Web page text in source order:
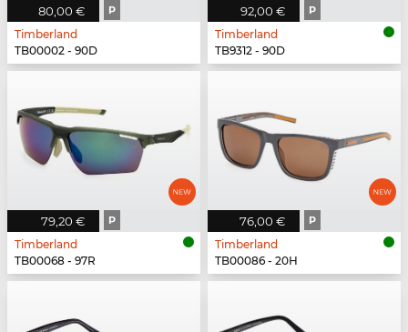
80,00 € P
Timberland
TB00002 - 90D
92,00 € P
Timberland
TB9312 - 90D
79,20 € P
Timberland
TB00068 - 97R
76,00 € P
Timberland
TB00086 - 20H